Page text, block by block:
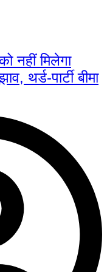
नहीं मिलेगा
थर्ड-पार्टी बीमा